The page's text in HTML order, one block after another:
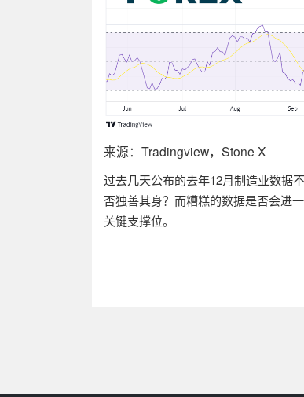
来源： Tradingview， Stone X
过去几天公布的去年12月制造业数据
否独善其身？而糟糕的数据是否会进
关键支撑位。